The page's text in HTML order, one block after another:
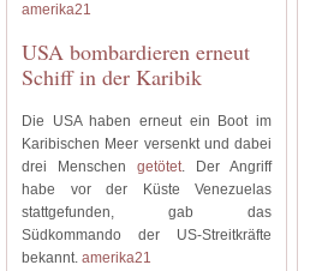
amerika21
USA bombardieren erneut
Schiff in der Karibik
Die USA haben erneut ein Boot im
Karibischen Meer versenkt und dabei
drei Menschen getötet. Der Angriff
habe vor der Küste Venezuelas
stattgefunden, gab das
Südkommando der US-Streitkräfte
bekannt. amerika21